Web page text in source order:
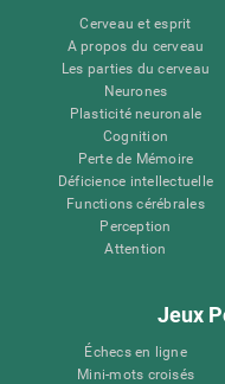
Cerveau et esprit
A propos du cerveau
Les parties du cerveau
Neurones
Plasticité neuronale
Cognition
Perte de Mémoire
Déficience intellectuelle
Functions cérébrales
Perception
Attention
Jeux
Échecs en ligne
Mini-mots croisés